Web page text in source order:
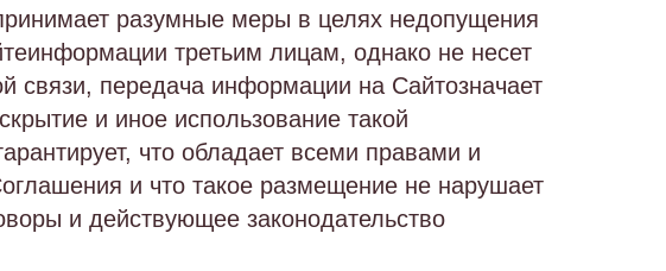
разумные меры в целях недопущения
третьим лицам, однако не несет
связи, передача информации на Сайтозначает
и иное использование такой
что обладает всеми правами и
и что такое размещение не нарушает
и действующее законодательство